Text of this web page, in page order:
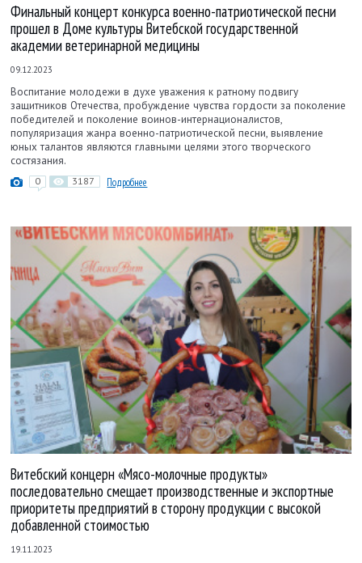
Финальный концерт конкурса военно-патриотической песни
прошел в Доме культуры Витебской государственной
академии ветеринарной медицины
09.12.2023
Воспитание молодежи в духе уважения к ратному подвигу
защитников Отечества, пробуждение чувства гордости за поколение
победителей и поколение воинов-интернационалистов,
популяризация жанра военно-патриотической песни, выявление
юных талантов являются главными целями этого творческого
состязания.
0 3187 Подробнее
Витебский концерн «Мясо-молочные продукты»
последовательно смещает производственные и экспортные
приоритеты предприятий в сторону продукции с высокой
добавленной стоимостью
19.11.2023